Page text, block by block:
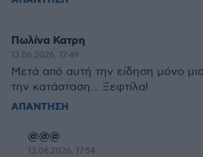
Πωλίνα Κατρη
13.06.2026, 17:49
Μετά από αυτή την είδηση μόνο
την κατάσταση... Ξεφτίλα!
ΑΠΑΝΤΗΣΗ
@@@
13.06.2026, 17:54